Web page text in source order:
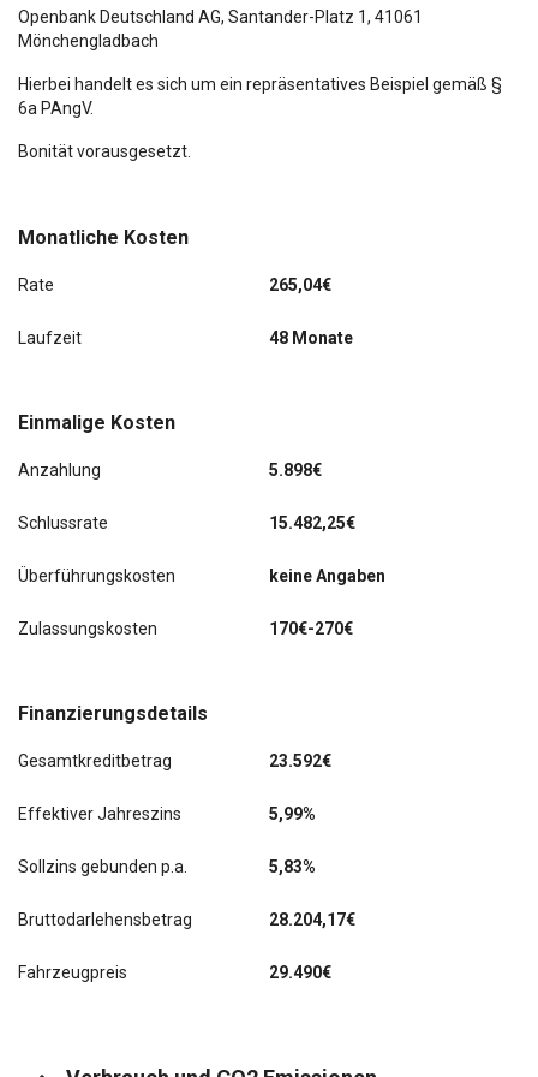
Lenkrad mit Schaltwippen/-tasten
Lenkrad (Sport/Leder, 3-Speichen)
Lenksäule (Lenkrad) mech. Höhen-/Längsverstellung
Make-up-Spiegel beleuchtet
Mittelarmlehne hinten
Modellpflege (2)
Motor 2,2 Ltr. - 135 kW Turbodiesel KAT
Multi-Commander
Monatliche Kosten
Rate 265,04€
Laufzeit 48 Monate
Einmalige Kosten
Anzahlung 5.898€
Schlussrate 15.482,25€
Überführungskosten keine Angaben
Zulassungskosten 170€-270€
Finanzierungsdetails
Gesamtkreditbetrag 23.592€
Effektiver Jahreszins 5,99%
Sollzins gebunden p.a. 5,83%
Bruttodarlehensbetrag 28.204,17€
Fahrzeugpreis 29.490€
Openbank Deutschland AG, Santander-Platz 1, 41061
Mönchengladbach
Hierbei handelt es sich um ein repräsentatives Beispiel gemäß §
6a PAngV.
Bonität vorausgesetzt.